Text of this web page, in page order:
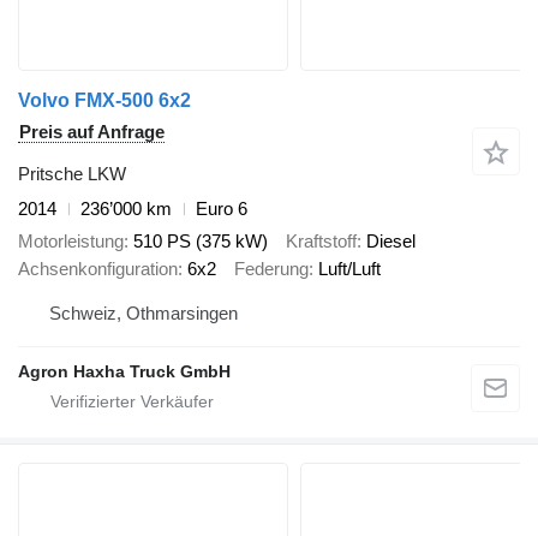
Volvo FMX-500 6x2
Preis auf Anfrage
Pritsche LKW
2014
236’000 km
Euro 6
Motorleistung 510 PS (375 kW) Kraftstoff Diesel
Achsenkonfiguration 6x2 Federung Luft/Luft
Schweiz, Othmarsingen
Agron Haxha Truck GmbH